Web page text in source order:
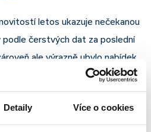
Detaily Více o cookies
letos ukazuje nečekanou
čerstvých dat za poslední
ale výrazně ubylo nabídek
04.08.2026